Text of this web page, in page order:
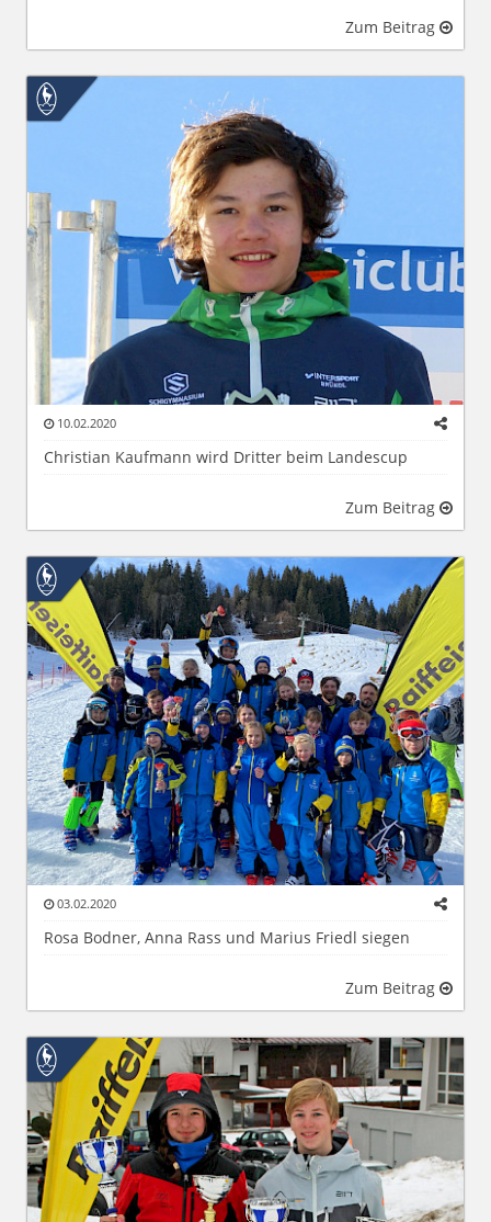
Zum Beitrag
10.02.2020
Christian Kaufmann wird Dritter beim Landescup
Zum Beitrag
03.02.2020
Rosa Bodner, Anna Rass und Marius Friedl siegen
Zum Beitrag